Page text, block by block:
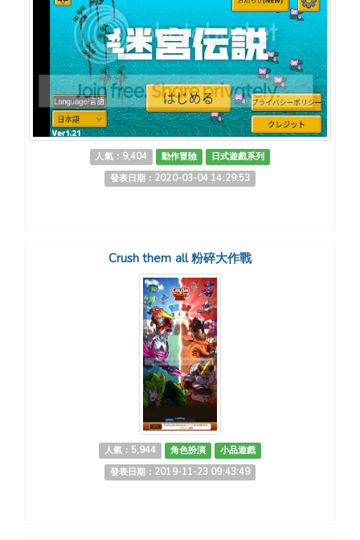
人氣：9,404 動作冒險
日式遊戲系列
發表日期：2020-03-04 14:29:53
Crush them all 粉碎大作戰
人氣：5,944 角色扮演
小品遊戲
發表日期：2019-11-23 09:43:49